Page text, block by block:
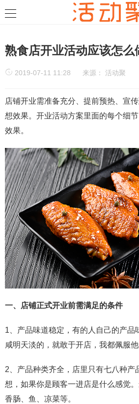
熟食店开业活动应该怎么
2019-07-11 11:28 来源： 活动聚
店铺开业需准备充分、提前预热、宣
想效果。开业活动方案里面的每个细
效果。
一、店铺正式开业前需满足的条件
1、产品味道稳定，有的人自己的产品
咸明天淡的，就敢于开店，我都佩服他
2、产品种类齐全，店里只有七八种产
想，如果你是顾客一进店是什么感觉。
香肠、鱼、凉菜等。